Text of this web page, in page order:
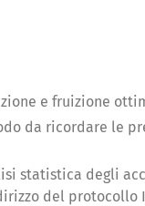
e fruizione
da ricordare le
statistica degli
del protocollo